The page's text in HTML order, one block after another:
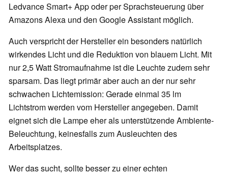
Ledvance Smart+ App oder per Sprachsteuerung über
Amazons Alexa und den Google Assistant möglich.
Auch verspricht der Hersteller ein besonders natürlich
wirkendes Licht und die Reduktion von blauem Licht. Mit
nur 2,5 Watt Stromaufnahme ist die Leuchte zudem sehr
sparsam. Das liegt primär aber auch an der nur sehr
schwachen Lichtemission: Gerade einmal 35 lm
Lichtstrom werden vom Hersteller angegeben. Damit
eignet sich die Lampe eher als unterstützende Ambiente-
Beleuchtung, keinesfalls zum Ausleuchten des
Arbeitsplatzes.
Wer das sucht, sollte besser zu einer echten